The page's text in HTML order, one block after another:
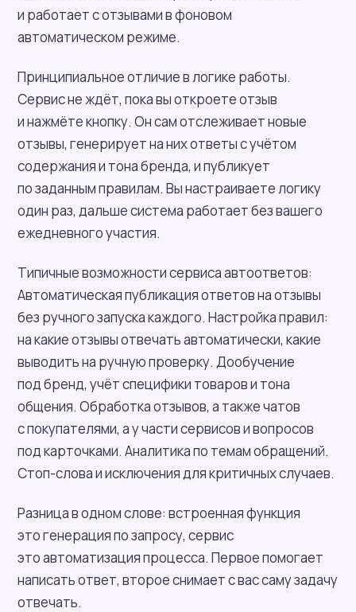
и работает с отзывами в фоновом
автоматическом режиме.
Принципиальное отличие в логике работы.
Сервис не ждёт, пока вы откроете отзыв
и нажмёте кнопку. Он сам отслеживает новые
отзывы, генерирует на них ответы с учётом
содержания и тона бренда, и публикует
по заданным правилам. Вы настраиваете логику
один раз, дальше система работает без вашего
ежедневного участия.
Типичные возможности сервиса автоответов:
Автоматическая публикация ответов на отзывы
без ручного запуска каждого. Настройка правил:
на какие отзывы отвечать автоматически, какие
выводить на ручную проверку. Дообучение
под бренд, учёт специфики товаров и тона
общения. Обработка отзывов, а также чатов
с покупателями, а у части сервисов и вопросов
под карточками. Аналитика по темам обращений.
Стоп-слова и исключения для критичных случаев.
Разница в одном слове: встроенная функция
это генерация по запросу, сервис
это автоматизация процесса. Первое помогает
написать ответ, второе снимает с вас саму задачу
отвечать.